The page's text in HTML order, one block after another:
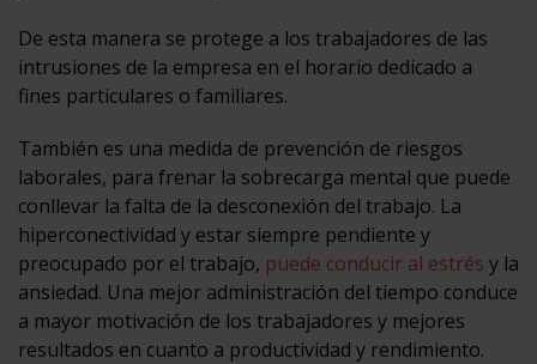
De esta manera se protege a los trabajadores de las
intrusiones de la empresa en el horario dedicado a
fines particulares o familiares.
También es una medida de prevención de riesgos
laborales, para frenar la sobrecarga mental que puede
conllevar la falta de la desconexión del trabajo. La
hiperconectividad y estar siempre pendiente y
preocupado por el trabajo, puede conducir al estrés y la
ansiedad. Una mejor administración del tiempo conduce
a mayor motivación de los trabajadores y mejores
resultados en cuanto a productividad y rendimiento.